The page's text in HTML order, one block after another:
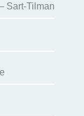
Sart-Tilman